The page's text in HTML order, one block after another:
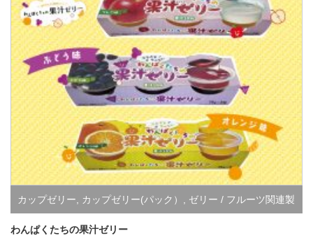
カップゼリー カップゼリー(パック） ゼリー / フルーツ関連製
品すべて,ハラル認証取得商品
わんぱくたちの果汁ゼリー